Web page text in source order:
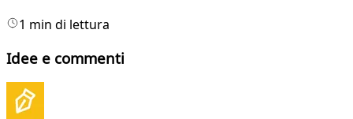
1 min di lettura
Idee e commenti